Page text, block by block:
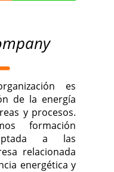
es
de la energía
y procesos.
formación
a las
relacionada
energética y